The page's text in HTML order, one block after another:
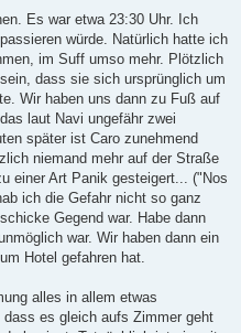
Es war etwa 23:30 Uhr. Ich
würde. Natürlich hatte ich
im Suff umso mehr. Plötzlich
dass sie sich ursprünglich um
Wir haben uns dann zu Fuß auf
laut Navi ungefähr zwei
später ist Caro zunehmend
niemand mehr auf der Straße
einer Art Panik gesteigert... ("Nos
ich die Gefahr nicht so ganz
Gegend war. Habe dann
war. Wir haben dann ein
Hotel gefahren hat.
alles in allem etwas
es gleich aufs Zimmer geht